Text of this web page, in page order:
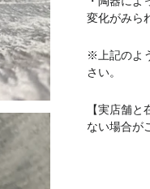
変化がみら
※上記のよ
さい。
【実店舗
ない場合が